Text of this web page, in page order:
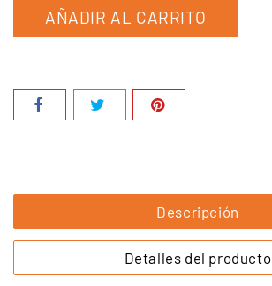
AÑADIR AL CARRITO
Descripción
Detalles del producto